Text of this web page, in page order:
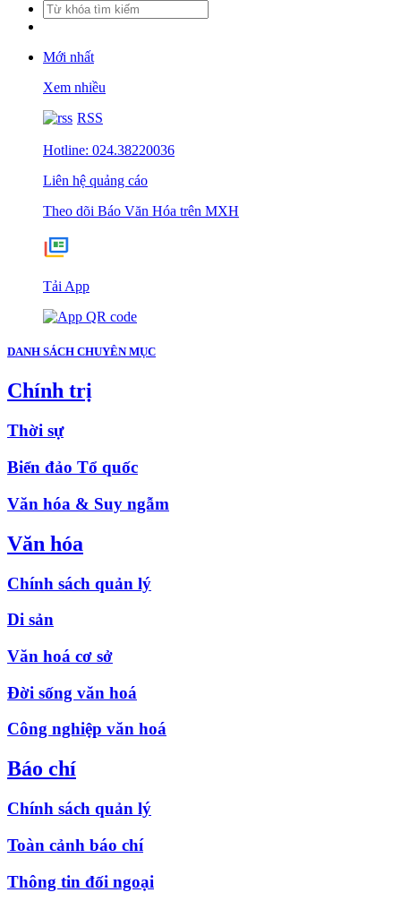
Mới nhất
Xem nhiều
RSS
Hotline: 024.38220036
Liên hệ quảng cáo
Theo dõi Báo Văn Hóa trên MXH
Tải App
DANH SÁCH CHUYÊN MỤC
Chính trị
Thời sự
Biển đảo Tổ quốc
Văn hóa & Suy ngẫm
Văn hóa
Chính sách quản lý
Di sản
Văn hoá cơ sở
Đời sống văn hoá
Công nghiệp văn hoá
Báo chí
Chính sách quản lý
Toàn cảnh báo chí
Thông tin đối ngoại